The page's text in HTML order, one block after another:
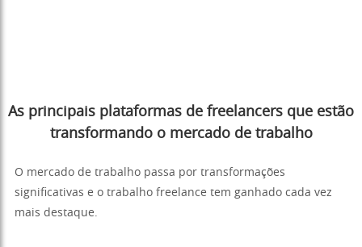
As principais plataformas de freelancers que estão
transformando o mercado de trabalho
O mercado de trabalho passa por transformações
significativas e o trabalho freelance tem ganhado cada vez
mais destaque.